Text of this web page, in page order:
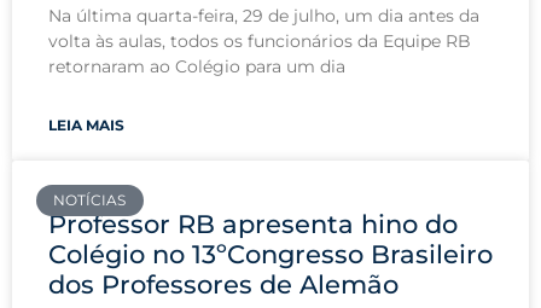
Na última quarta-feira, 29 de julho, um dia antes da
volta às aulas, todos os funcionários da Equipe RB
retornaram ao Colégio para um dia
LEIA MAIS
NOTÍCIAS
Professor RB apresenta hino do
Colégio no 13ºCongresso Brasileiro
dos Professores de Alemão